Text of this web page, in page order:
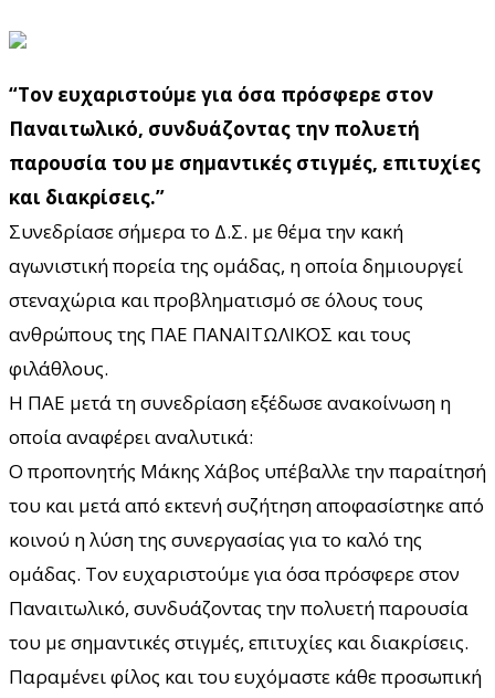
“Τον ευχαριστούμε για όσα πρόσφερε στον
Παναιτωλικό, συνδυάζοντας την πολυετή
παρουσία του με σημαντικές στιγμές, επιτυχίες
και διακρίσεις.”
Συνεδρίασε σήμερα το Δ.Σ. με θέμα την κακή
αγωνιστική πορεία της ομάδας, η οποία δημιουργεί
στεναχώρια και προβληματισμό σε όλους τους
ανθρώπους της ΠΑΕ ΠΑΝΑΙΤΩΛΙΚΟΣ και τους
φιλάθλους.
Η ΠΑΕ μετά τη συνεδρίαση εξέδωσε ανακοίνωση η
οποία αναφέρει αναλυτικά:
Ο προπονητής Μάκης Χάβος υπέβαλλε την παραίτησή
του και μετά από εκτενή συζήτηση αποφασίστηκε από
κοινού η λύση της συνεργασίας για το καλό της
ομάδας. Τον ευχαριστούμε για όσα πρόσφερε στον
Παναιτωλικό, συνδυάζοντας την πολυετή παρουσία
του με σημαντικές στιγμές, επιτυχίες και διακρίσεις.
Παραμένει φίλος και του ευχόμαστε κάθε προσωπική